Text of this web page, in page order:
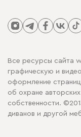
Все ресурсы сайта
графическую и
оформление
об охране
собственности.
диванов и другой